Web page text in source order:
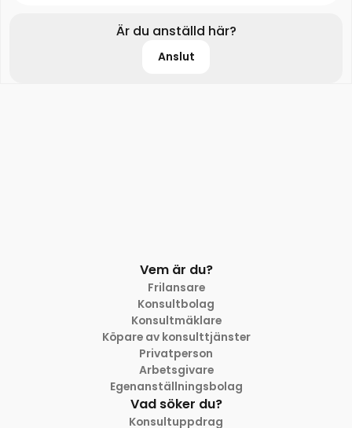
Är du anställd här?
Anslut
Vem är du?
Frilansare
Konsultbolag
Konsultmäklare
Köpare av konsulttjänster
Privatperson
Arbetsgivare
Egenanställningsbolag
Vad söker du?
Konsultuppdrag